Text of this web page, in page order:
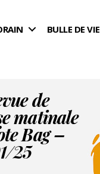
BULLE DE VIE
de
matinale
Bag –
25